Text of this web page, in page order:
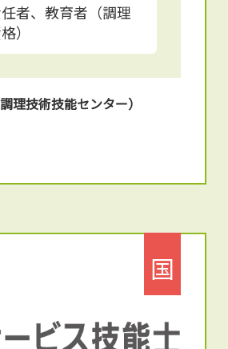
者、教育者（調理
）
技術技能センター）
国